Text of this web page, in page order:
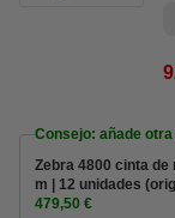
Consejo: añade
Zebra 4800 cinta de
m | 12 unidades
479,50 €